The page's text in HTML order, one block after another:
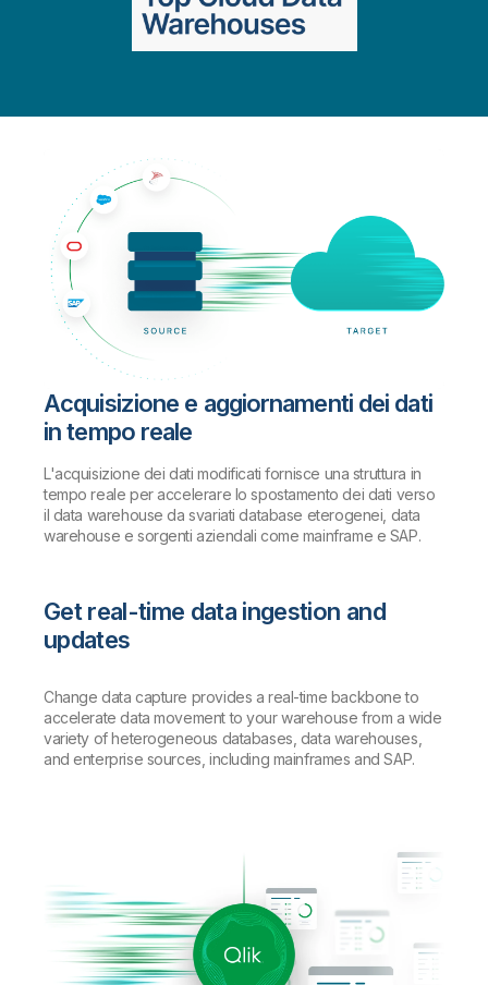
Acquisizione e aggiornamenti dei dati
in tempo reale
L'acquisizione dei dati modificati fornisce una struttura in
tempo reale per accelerare lo spostamento dei dati verso
il data warehouse da svariati database eterogenei, data
warehouse e sorgenti aziendali come mainframe e SAP.
Get real-time data ingestion and
updates
Change data capture provides a real-time backbone to
accelerate data movement to your warehouse from a wide
variety of heterogeneous databases, data warehouses,
and enterprise sources, including mainframes and SAP.